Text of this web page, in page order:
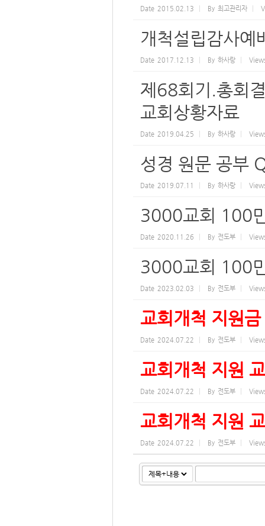
Date 2015.02.13 By 최고관리자
개척설립감사예
Date 2017.12.13 By 하사랑
제68회기.총회
교회상황자료
Date 2019.04.25 By 하사랑
성경 원문 공부
Date 2019.07.11 By 하사랑
3000교회 100
Date 2020.11.26 By 전도부
3000교회 100
Date 2023.02.03 By 전도부
교회개척 지원
Date 2024.07.22 By 전도부
교회개척 지원
Date 2024.07.22 By 전도부
교회개척 지원
Date 2024.07.22 By 전도부